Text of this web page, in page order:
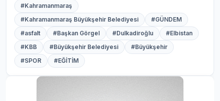
#Kahramanmaraş
#Kahramanmaraş Büyükşehir Belediyesi
#GÜNDEM
#asfalt
#Başkan Görgel #Dulkadiroğlu
#Elbistan
#KBB
#Büyükşehir Belediyesi
#Büyükşehir
#SPOR
#EĞİTİM